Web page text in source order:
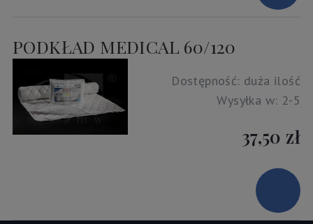
PODKŁAD MEDICAL 60/120
Dostępność: duża ilość
Wysyłka w: 2-5
37,50 zł